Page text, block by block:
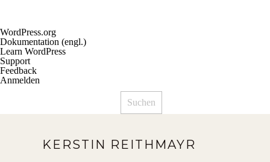
Über
WordPress
WordPress.org
Dokumentation (engl.)
Learn WordPress
Support
Feedback
Anmelden
Suchen
KERSTIN REITHMAYR